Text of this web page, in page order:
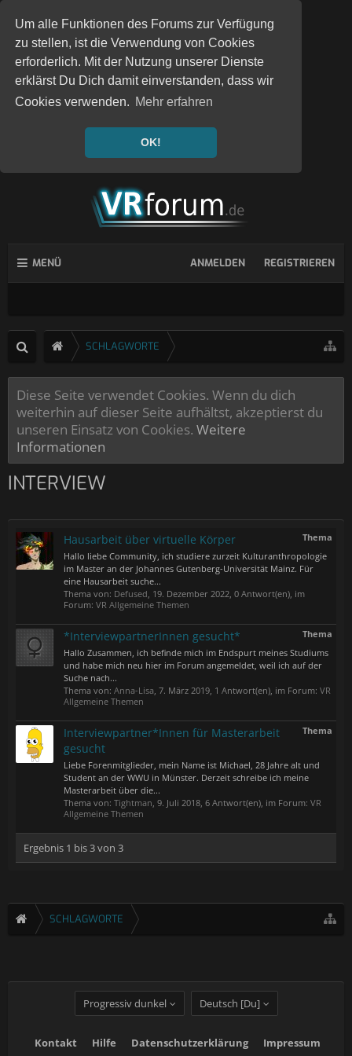
Um alle Funktionen des Forums zur Verfügung
zu stellen, ist die Verwendung von Cookies
erforderlich. Mit der Nutzung unserer Dienste
erklärst Du Dich damit einverstanden, dass wir
Cookies verwenden. Mehr erfahren
OK!
MENÜ ANMELDEN REGISTRIEREN
SCHLAGWORTE
Diese Seite verwendet Cookies. Wenn du dich
weiterhin auf dieser Seite aufhältst, akzeptierst du
unseren Einsatz von Cookies. Weitere
Informationen
INTERVIEW
Thema
Hausarbeit über virtuelle Körper
Hallo liebe Community, ich studiere zurzeit Kulturanthropologie
im Master an der Johannes Gutenberg-Universität Mainz. Für
eine Hausarbeit suche...
Thema von: Defused, 19. Dezember 2022, 0 Antwort(en), im
Forum: VR Allgemeine Themen
Thema
*InterviewpartnerInnen gesucht*
Hallo Zusammen, ich befinde mich im Endspurt meines Studiums
und habe mich neu hier im Forum angemeldet, weil ich auf der
Suche nach...
Thema von: Anna-Lisa, 7. März 2019, 1 Antwort(en), im Forum: VR
Allgemeine Themen
Thema
Interviewpartner*Innen für Masterarbeit
gesucht
Liebe Forenmitglieder, mein Name ist Michael, 28 Jahre alt und
Student an der WWU in Münster. Derzeit schreibe ich meine
Masterarbeit über die...
Thema von: Tightman, 9. Juli 2018, 6 Antwort(en), im Forum: VR
Allgemeine Themen
Ergebnis 1 bis 3 von 3
SCHLAGWORTE
Progressiv dunkel Deutsch [Du]
Kontakt Hilfe Datenschutzerklärung Impressum